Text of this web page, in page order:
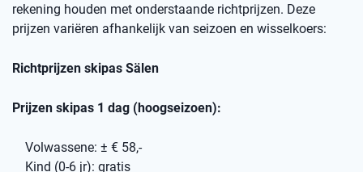
rekening houden met onderstaande richtprijzen. Deze
prijzen variëren afhankelijk van seizoen en wisselkoers:
Richtprijzen skipas Sälen
Prijzen skipas 1 dag (hoogseizoen):
Volwassene: ± € 58,-
Kind (0-6 jr): gratis